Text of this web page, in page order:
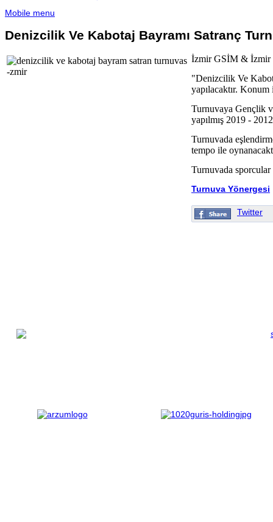
Mobile menu
Denizcilik Ve Kabotaj Bayramı Satranç
İzmir GSİM & İzmir
"Denizcilik Ve
yapılacaktır. Konum
Turnuvaya Gençlik
yapılmış 2019 -
Turnuvada
tempo ile
Turnuvada sporcular
Turnuva Yönergesi
Twitter